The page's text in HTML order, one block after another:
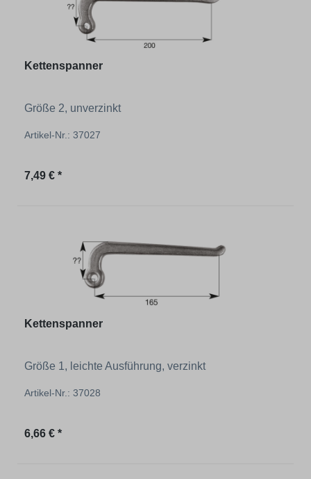
Kettenspanner
Größe 2, unverzinkt
Artikel-Nr.: 37027
Regulärer Preis:
7,49 € *
Kettenspanner
Größe 1, leichte Ausführung, verzinkt
Artikel-Nr.: 37028
Regulärer Preis:
6,66 € *